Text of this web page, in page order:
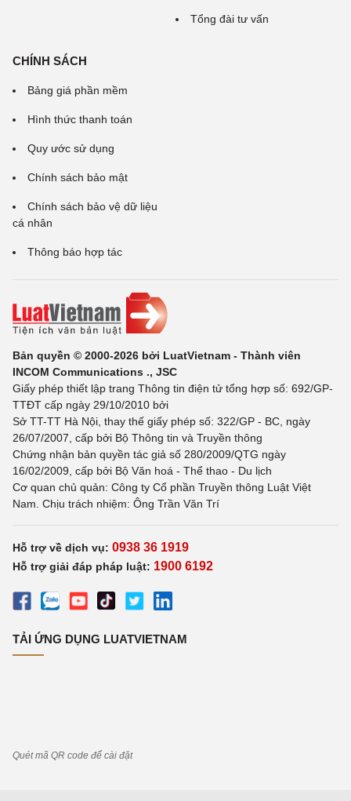
Tổng đài tư vấn
CHÍNH SÁCH
Bảng giá phần mềm
Hình thức thanh toán
Quy ước sử dụng
Chính sách bảo mật
Chính sách bảo vệ dữ liệu
cá nhân
Thông báo hợp tác
Bản quyền © 2000-2026 bởi LuatVietnam - Thành viên
INCOM Communications ., JSC
Giấy phép thiết lập trang Thông tin điện tử tổng hợp số: 692/GP-
TTĐT cấp ngày 29/10/2010 bởi
Sở TT-TT Hà Nội, thay thế giấy phép số: 322/GP - BC, ngày
26/07/2007, cấp bởi Bộ Thông tin và Truyền thông
Chứng nhận bản quyền tác giả số 280/2009/QTG ngày
16/02/2009, cấp bởi Bộ Văn hoá - Thể thao - Du lịch
Cơ quan chủ quản: Công ty Cổ phần Truyền thông Luật Việt
Nam. Chịu trách nhiệm: Ông Trần Văn Trí
Hỗ trợ về dịch vụ: 0938 36 1919
Hỗ trợ giải đáp pháp luật: 1900 6192
TẢI ỨNG DỤNG LUATVIETNAM
Quét mã QR code để cài đặt